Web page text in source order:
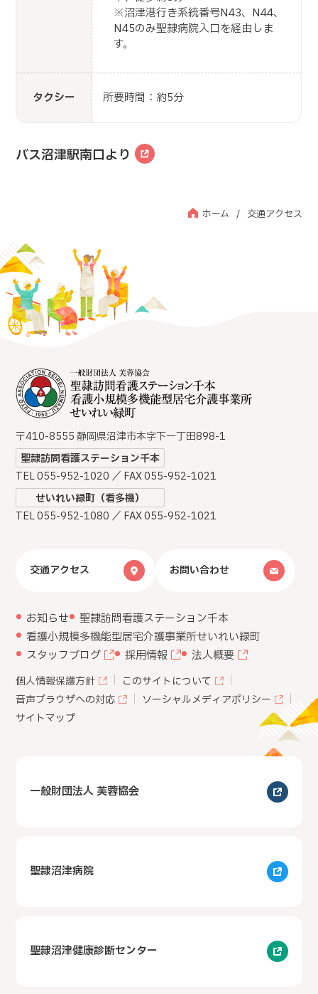
※沼津港行き系統番号N43、N44、
N45のみ聖隷病院入口を経由しま
す。
タクシー 所要時間：約5分
バス沼津駅南口より
ホーム 交通アクセス
〒410-8555 静岡県沼津市本字下一丁田898-1
聖隷訪問看護ステーション千本
TEL 055-952-1020 ／ FAX 055-952-1021
せいれい緑町（看多機）
TEL 055-952-1080 ／ FAX 055-952-1021
交通アクセス お問い合わせ
お知らせ
聖隷訪問看護ステーション千本
看護小規模多機能型居宅介護事業所せいれい緑町
スタッフブログ
採用情報 法人概要
個人情報保護方針
このサイトについて
音声ブラウザへの対応
ソーシャルメディアポリシー
サイトマップ
一般財団法人 芙蓉協会
聖隷沼津病院
聖隷沼津健康診断センター